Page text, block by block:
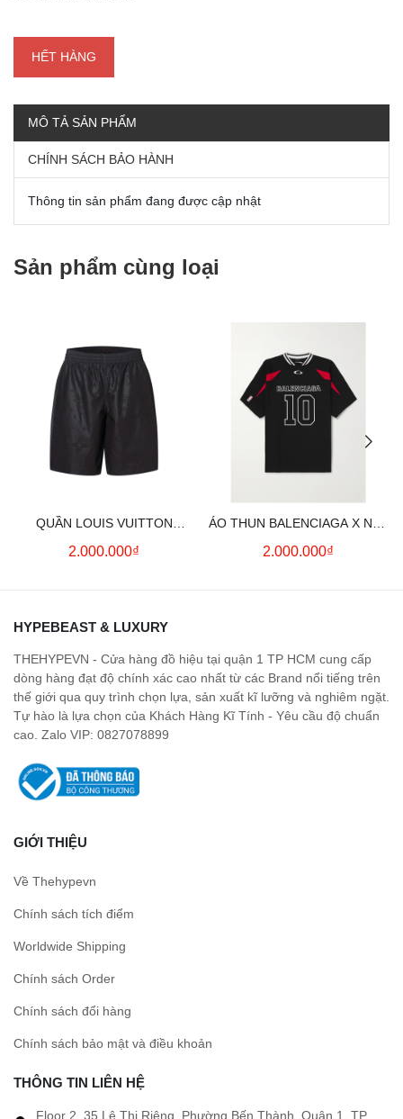
HẾT HÀNG
MÔ TẢ SẢN PHẨM
CHÍNH SÁCH BẢO HÀNH
Thông tin sản phẩm đang được cập nhật
Sản phẩm cùng loại
QUẦN LOUIS VUITTON
MONOGRAM MOIRE
2.000.000₫
ÁO THUN BALENCIAGA X NBA
LOGO COTTON JERSEY T-
2.000.000₫
HYPEBEAST & LUXURY
THEHYPEVN - Cửa hàng đồ hiệu tại quận 1 TP HCM cung cấp
dòng hàng đạt độ chính xác cao nhất từ các Brand nổi tiếng trên
thế giới qua quy trình chọn lựa, sản xuất kĩ lưỡng và nghiêm ngặt.
Tự hào là lựa chọn của Khách Hàng Kĩ Tính - Yêu cầu độ chuẩn
cao. Zalo VIP: 0827078899
GIỚI THIỆU
Về Thehypevn
Chính sách tích điểm
Worldwide Shipping
Chính sách Order
Chính sách đổi hàng
Chính sách bảo mật và điều khoản
THÔNG TIN LIÊN HỆ
Floor 2, 35 Lê Thị Riêng, Phường Bến Thành, Quận 1, TP